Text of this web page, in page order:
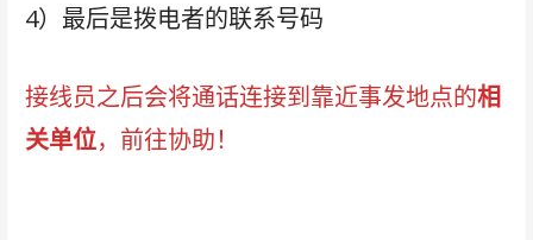
4）最后是拨电者的联系号码
接线员之后会将通话连接到靠近事发地点的相
关单位，前往协助！